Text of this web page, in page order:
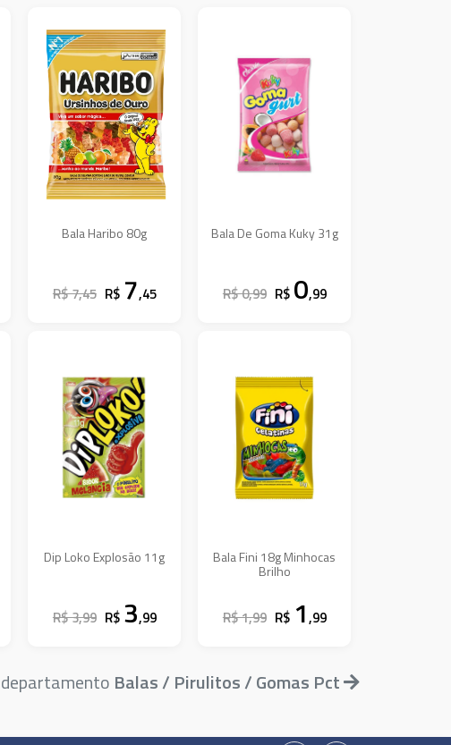
Bala Haribo 80g
R$ 7,45 R$ 7,45
Bala De Goma Kuky 31g
R$ 0,99 R$ 0,99
Dip Loko Explosão 11g
R$ 3,99 R$ 3,99
Bala Fini 18g Minhocas
Brilho
R$ 1,99 R$ 1,99
Balas / Pirulitos / Gomas Pct